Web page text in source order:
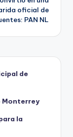
oficial de
PAN NL
de
Monterrey
la